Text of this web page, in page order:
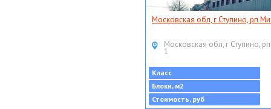
Московская обл, г Ступино, рп
Московская обл, г Ступино,
1
Класс
Блоки, м2
Стоимость, руб